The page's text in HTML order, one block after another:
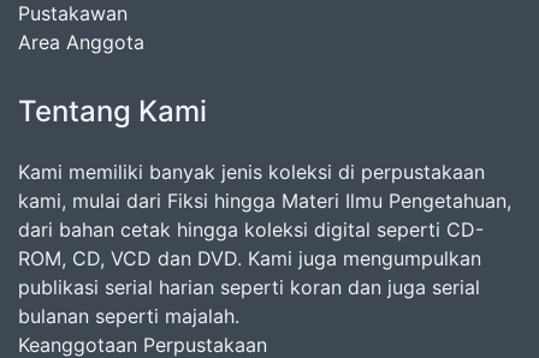
Pustakawan
Area Anggota
Tentang Kami
Kami memiliki banyak jenis koleksi di perpustakaan
kami, mulai dari Fiksi hingga Materi Ilmu Pengetahuan,
dari bahan cetak hingga koleksi digital seperti CD-
ROM, CD, VCD dan DVD. Kami juga mengumpulkan
publikasi serial harian seperti koran dan juga serial
bulanan seperti majalah.
Keanggotaan Perpustakaan